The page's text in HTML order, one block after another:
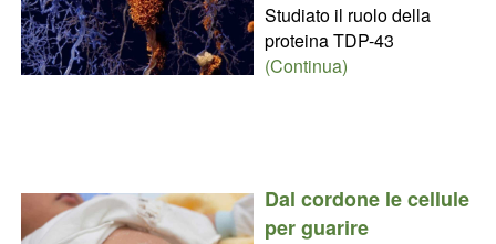
Studiato il ruolo della
proteina TDP-43
(Continua)
Dal cordone le cellule
per guarire